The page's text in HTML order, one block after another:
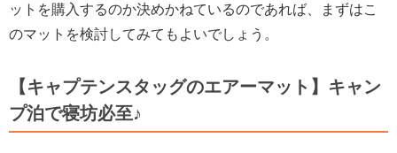
ットを購入するのか決めかねているのであれば、まずはこ
のマットを検討してみてもよいでしょう。
【キャプテンスタッグのエアーマット】キャン
プ泊で寝坊必至♪